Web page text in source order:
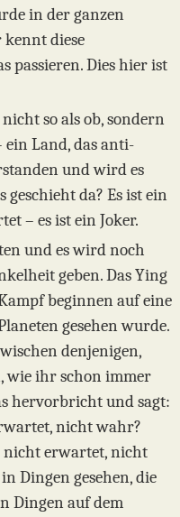
in der ganzen
diese
passieren. Dies hier ist
so als ob, sondern
ein Land, das anti-
und wird es
geschieht da? Es ist ein
– es ist ein Joker.
und es wird noch
geben. Das Ying
beginnen auf eine
gesehen wurde.
denjenigen,
wie ihr schon immer
hervorbricht und sagt:
nicht wahr?
nicht erwartet, nicht
Dingen gesehen, die
Dingen auf dem